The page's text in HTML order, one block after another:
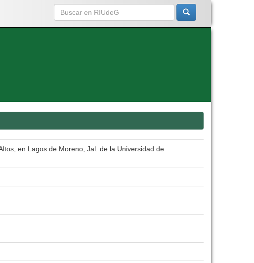
en Lagos de Moreno, Jal. de la Universidad de